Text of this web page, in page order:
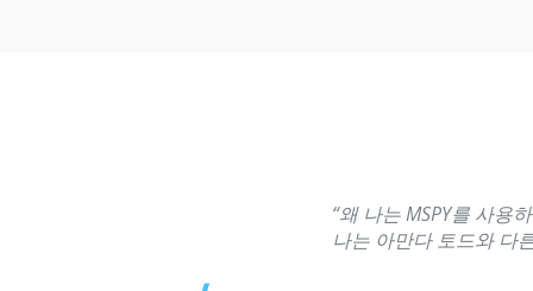
“왜 나는 MSPY를 사용
나는 아만다 토드와 다